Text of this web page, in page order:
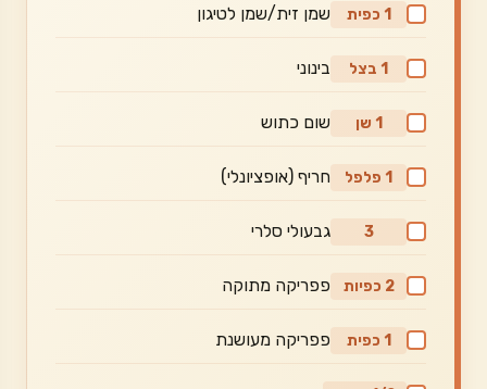
1 כפית שמן זית/שמן לטיגון
1 בצל בינוני
1 שן שום כתוש
1 פלפל חריף (אופציונלי)
3 גבעולי סלרי
2 כפיות פפריקה מתוקה
1 כפית פפריקה מעושנת